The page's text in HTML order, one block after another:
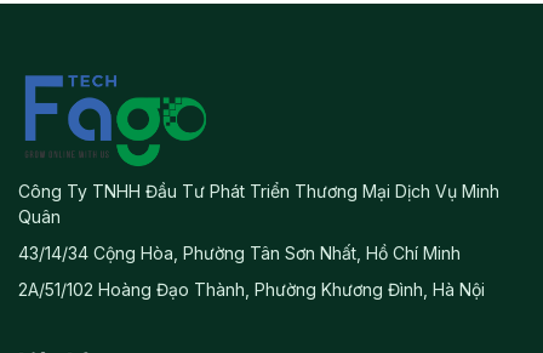
Công Ty TNHH Đầu Tư Phát Triển Thương Mại Dịch Vụ Minh
Quân
43/14/34 Cộng Hòa, Phường Tân Sơn Nhất, Hồ Chí Minh
2A/51/102 Hoàng Đạo Thành, Phường Khương Đình, Hà Nội